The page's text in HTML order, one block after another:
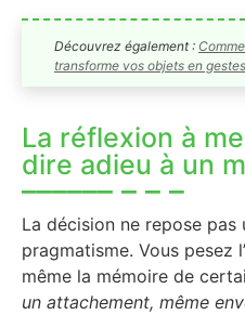
Découvrez également :
transforme vos objets en
La réflexion à
dire adieu à un
La décision ne repose pas
pragmatisme. Vous pesez
même la mémoire de
un attachement, même